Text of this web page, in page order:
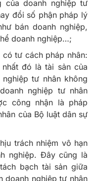
của doanh nghiệp tư
đổi số phận pháp lý
bán doanh nghiệp,
doanh nghiệp…;
tư cách pháp nhân:
đó là tài sản của
tư nhân không
nghiệp tư nhân
công nhận là pháp
của Bộ luật dân sự
trách nhiệm vô hạn
nghiệp. Đây cũng là
bạch tài sản giữa
doanh nghiệp tư nhân